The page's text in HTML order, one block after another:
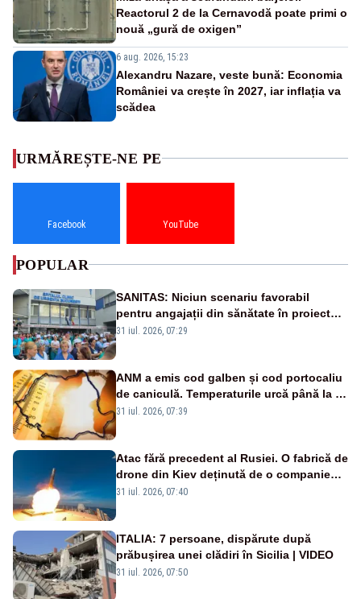
Reactorul 2 de la Cernavodă poate primi o
nouă „gură de oxigen”
6 aug. 2026, 15:23
Alexandru Nazare, veste bună: Economia
României va crește în 2027, iar inflația va
scădea
URMĂREȘTE-NE PE
Facebook YouTube
POPULAR
SANITAS: Niciun scenariu favorabil
pentru angajații din sănătate în proiectul
Legii salarizării
31 iul. 2026, 07:29
ANM a emis cod galben și cod portocaliu
de caniculă. Temperaturile urcă până la 38
de grade, iar nopțile devin tropicale
31 iul. 2026, 07:39
Atac fără precedent al Rusiei. O fabrică de
drone din Kiev deținută de o companie
americană, distrusă de o rachetă
31 iul. 2026, 07:40
ITALIA: 7 persoane, dispărute după
prăbușirea unei clădiri în Sicilia | VIDEO
31 iul. 2026, 07:50